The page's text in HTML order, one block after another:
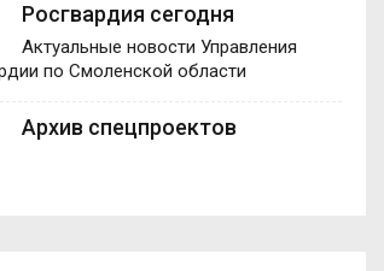
Росгвардия сегодня
Актуальные новости Управления
по Смоленской области
Архив спецпроектов